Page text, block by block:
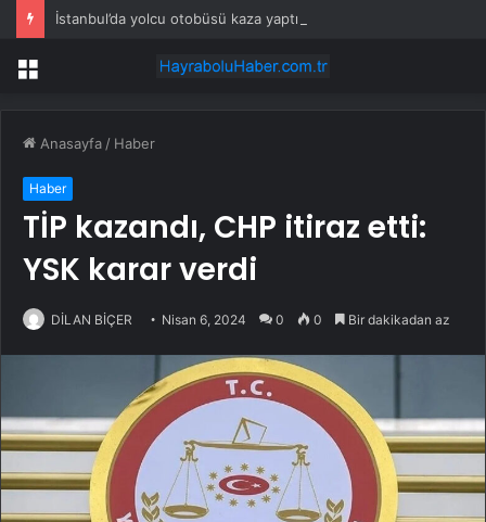
İstanbul’da yolcu otobüsü kaza yaptı: Çok sayıda yaralı var!
Menü
Anasayfa / Haber
Haber
TİP kazandı, CHP itiraz etti:
YSK karar verdi
DİLAN BİÇER Nisan 6, 2024 0 0 Bir dakikadan az